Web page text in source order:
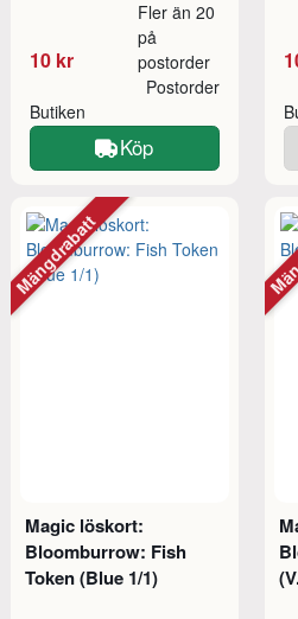
10 kr
Fler än 20
på
postorder
Butiken
Postorder
Köp
Magic löskort:
Bloomburrow: Fish
Token (Blue 1/1)
Mängdrabatt